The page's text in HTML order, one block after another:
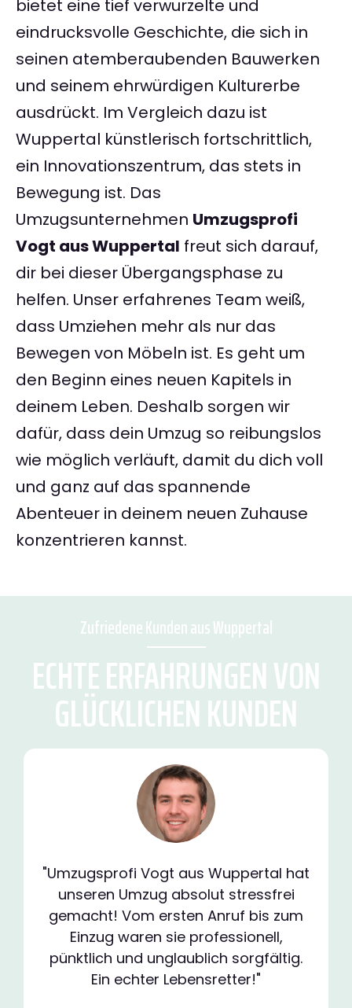
bietet eine tief verwurzelte und
eindrucksvolle Geschichte, die sich in
seinen atemberaubenden Bauwerken
und seinem ehrwürdigen Kulturerbe
ausdrückt. Im Vergleich dazu ist
Wuppertal künstlerisch fortschrittlich,
ein Innovationszentrum, das stets in
Bewegung ist. Das
Umzugsunternehmen Umzugsprofi
Vogt aus Wuppertal freut sich darauf,
dir bei dieser Übergangsphase zu
helfen. Unser erfahrenes Team weiß,
dass Umziehen mehr als nur das
Bewegen von Möbeln ist. Es geht um
den Beginn eines neuen Kapitels in
deinem Leben. Deshalb sorgen wir
dafür, dass dein Umzug so reibungslos
wie möglich verläuft, damit du dich voll
und ganz auf das spannende
Abenteuer in deinem neuen Zuhause
konzentrieren kannst.
Zufriedene Kunden aus Wuppertal
ECHTE ERFAHRUNGEN VON
GLÜCKLICHEN KUNDEN
"Umzugsprofi Vogt aus Wuppertal hat
unseren Umzug absolut stressfrei
gemacht! Vom ersten Anruf bis zum
Einzug waren sie professionell,
pünktlich und unglaublich sorgfältig.
Ein echter Lebensretter!"